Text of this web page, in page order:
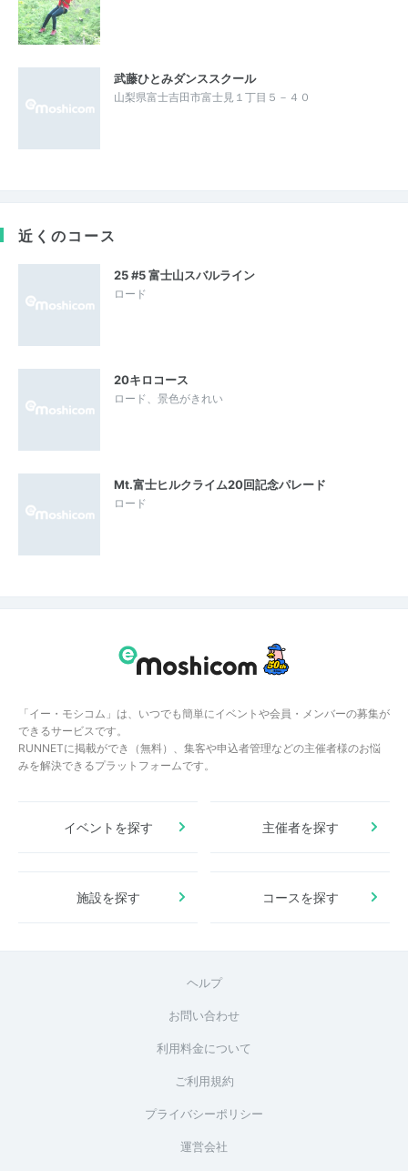
武藤ひとみダンススクール
山梨県富士吉田市富士見１丁目５－４０
近くのコース
25 #5 富士山スバルライン
ロード
20キロコース
ロード、景色がきれい
Mt.富士ヒルクライム20回記念パレード
ロード
「イー・モシコム」は、いつでも簡単にイベントや会員・メンバーの募集が
できるサービスです。
RUNNETに掲載ができ（無料）、集客や申込者管理などの主催者様のお悩
みを解決できるプラットフォームです。
イベントを探す 主催者を探す
施設を探す コースを探す
ヘルプ
お問い合わせ
利用料金について
ご利用規約
プライバシーポリシー
運営会社